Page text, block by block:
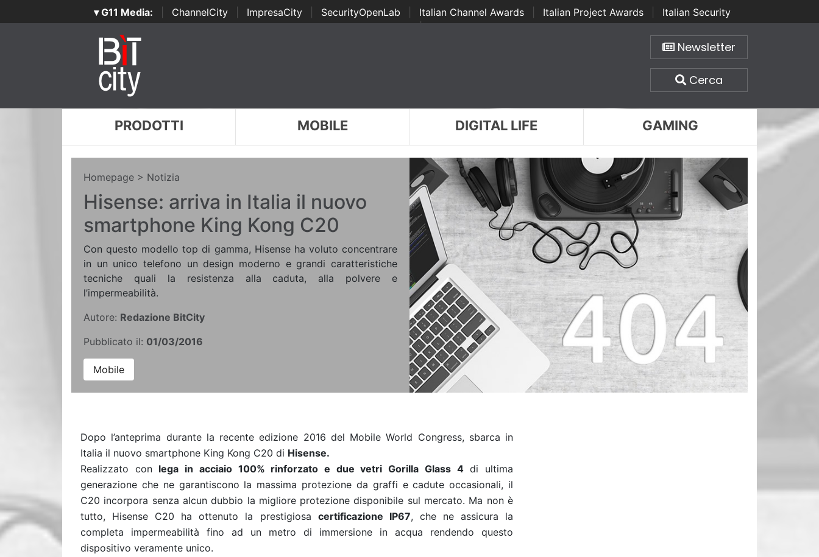
▾ G11 Media: ChannelCity ImpresaCity SecurityOpenLab Italian Channel Awards Italian Project Awards
Italian Security
Awards | ...
Newsletter
Cerca
PRODOTTI MOBILE DIGITAL LIFE GAMING
Homepage > Notizia
Hisense: arriva in Italia il nuovo
smartphone King Kong C20
Con questo modello top di gamma, Hisense ha voluto concentrare
in un unico telefono un design moderno e grandi caratteristiche
tecniche quali la resistenza alla caduta, alla polvere e
l’impermeabilità.
Autore: Redazione BitCity
Pubblicato il: 01/03/2016
Mobile
Dopo l’anteprima durante la recente edizione 2016 del Mobile World Congress, sbarca in
Italia il nuovo smartphone King Kong C20 di Hisense.
Realizzato con lega in acciaio 100% rinforzato e due vetri Gorilla Glass 4di ultima
generazione che ne garantiscono la massima protezione da graffi e cadute occasionali, il
C20 incorpora senza alcun dubbio la migliore protezione disponibile sul mercato. Ma non è
tutto, Hisense C20 ha ottenuto la prestigiosa certificazione IP67, che ne assicura la
completa impermeabilità fino ad un metro di immersione in acqua rendendo questo
dispositivo veramente unico.